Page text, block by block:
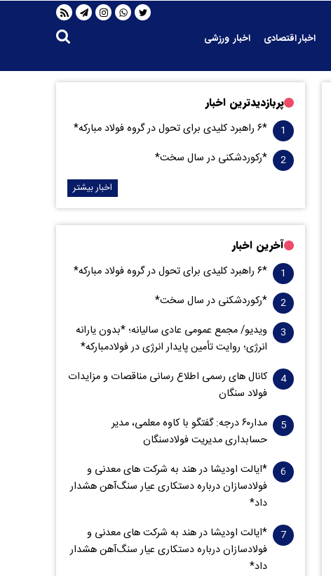
اخبار اقتصادی
اخبار ورزشی
پربازدیدترین اخبار
*۶ راهبرد کلیدی برای تحول در گروه فولاد مبارکه*
*رکوردشکنی در سال سخت*
اخبار بیشتر
آخرین اخبار
*۶ راهبرد کلیدی برای تحول در گروه فولاد مبارکه*
*رکوردشکنی در سال سخت*
ویدیو/ مجمع عمومی عادی سالیانه؛ *بدون یارانه
انرژی؛ روایت تأمین پایدار انرژی در فولادمبارکه*
کانال های رسمی اطلاع رسانی مناقصات و مزایدات
فولاد سنگان
مدار‌۶٠ درجه: گفتگو با کاوه معلمی، مدیر
حسابداری مدیریت فولادسنگان
*ایالت اودیشا در هند به شرکت های معدنی و
فولادسازان درباره دستکاری عیار سنگ‌آهن هشدار
داد*
*ایالت اودیشا در هند به شرکت های معدنی و
فولادسازان درباره دستکاری عیار سنگ‌آهن هشدار
داد*